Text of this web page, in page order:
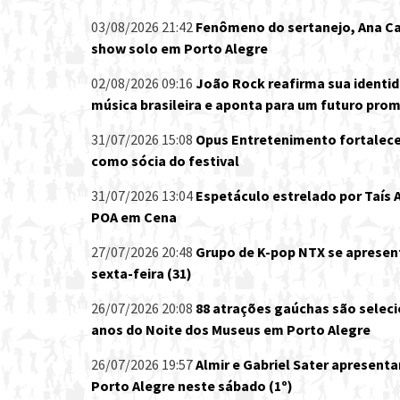
03/08/2026 21:42 Fenômeno do sertanejo, Ana
show solo em Porto Alegre
02/08/2026 09:16 João Rock reafirma sua
música brasileira e aponta para um futuro
31/07/2026 15:08 Opus Entretenimento
como sócia do festival
31/07/2026 13:04 Espetáculo estrelado por Taís
POA em Cena
27/07/2026 20:48 Grupo de K-pop NTX se
sexta-feira (31)
26/07/2026 20:08 88 atrações gaúchas são
anos do Noite dos Museus em Porto Alegre
26/07/2026 19:57Almir e Gabriel Sater
Porto Alegre neste sábado (1º)